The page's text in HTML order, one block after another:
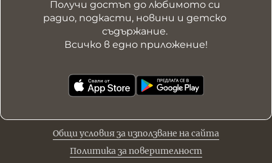
Получи достъп до любимото си
радио, подкасти, новини и детско
съдържание.
Всичко в едно приложение!
Общи условия за използване на сайта
Политика за поверителност